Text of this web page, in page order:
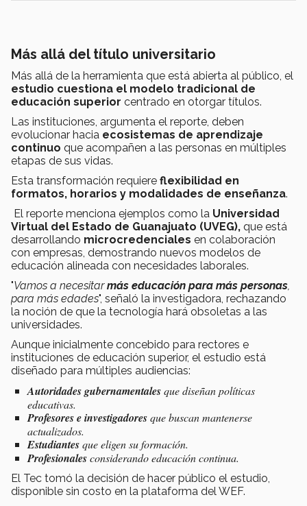
Más allá del título universitario
Más allá de la herramienta que está abierta al público, el
estudio cuestiona el modelo tradicional de
educación superior centrado en otorgar títulos.
Las instituciones, argumenta el reporte, deben
evolucionar hacia ecosistemas de aprendizaje
continuo que acompañen a las personas en múltiples
etapas de sus vidas.
Esta transformación requiere flexibilidad en
formatos, horarios y modalidades de enseñanza.
El reporte menciona ejemplos como la Universidad
Virtual del Estado de Guanajuato (UVEG), que está
desarrollando microcredenciales en colaboración
con empresas, demostrando nuevos modelos de
educación alineada con necesidades laborales.
"Vamos a necesitarmás educación para más personas,
para más edades", señaló la investigadora, rechazando
la noción de que la tecnología hará obsoletas a las
universidades.
Aunque inicialmente concebido para rectores e
instituciones de educación superior, el estudio está
diseñado para múltiples audiencias:
Autoridades gubernamentalesque diseñan políticas
educativas.
Profesores e investigadoresque buscan mantenerse
actualizados.
Estudiantesque eligen su formación.
Profesionalesconsiderando educación continua.
El Tec tomó la decisión de hacer público el estudio,
disponible sin costo en la plataforma del WEF.